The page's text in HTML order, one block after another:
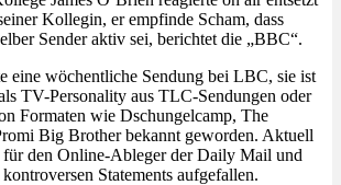
Kollegin, er empfinde Scham, dass
Sender aktiv sei, berichtet die „BBC“.
eine wöchentliche Sendung bei LBC, sie ist
TV-Personality aus TLC-Sendungen oder
Formaten wie Dschungelcamp, The
Big Brother bekannt geworden. Aktuell
den Online-Ableger der Daily Mail und
Statements aufgefallen.